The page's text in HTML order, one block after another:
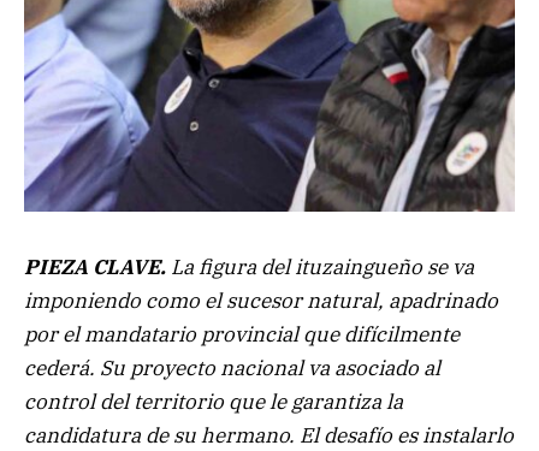
PIEZA CLAVE. La figura del ituzaingueño se va
imponiendo como el sucesor natural, apadrinado
por el mandatario provincial que difícilmente
cederá. Su proyecto nacional va asociado al
control del territorio que le garantiza la
candidatura de su hermano. El desafío es instalarlo